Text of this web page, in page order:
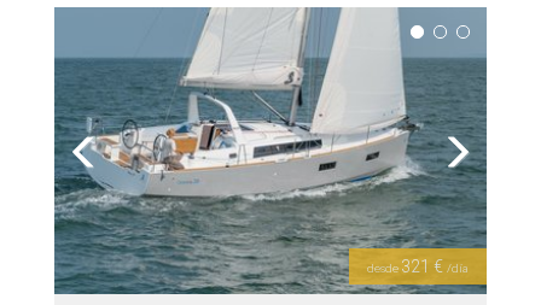
Previous Next
desde 321 € /día